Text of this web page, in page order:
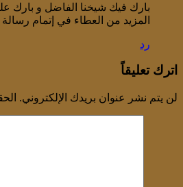
بارك فيك شيخنا الفاضل و بارك
المزيد من العطاء في إتمام رسالة
رد
اترك تعليقاً
لن يتم نشر عنوان بريدك الإلكتروني.